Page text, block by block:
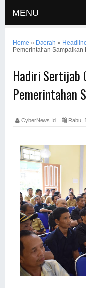
MENU
Home » Daerah » Headline
Pemerintahan Sampaikan
Hadiri Sertijab
Pemerintahan
CyberNews.id Rabu,